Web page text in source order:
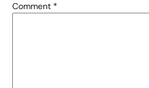
Comment *